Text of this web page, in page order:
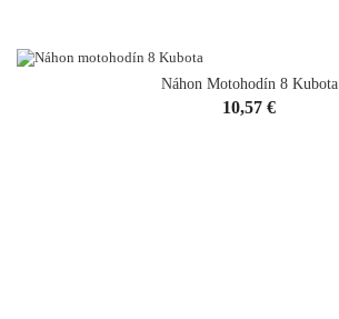
Náhon Motohodín 8 Kubota
Cena
10,57 €